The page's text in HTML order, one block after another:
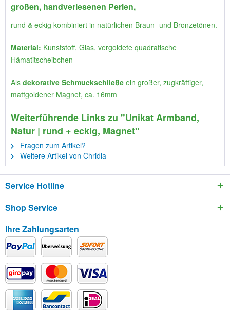
großen, handverlesenen Perlen,
rund & eckig kombiniert in natürlichen Braun- und Bronzetönen.
Material: Kunststoff, Glas, vergoldete quadratische
Hämatitscheibchen
Als dekorative Schmuckschließe ein großer, zugkräftiger,
mattgoldener Magnet, ca. 16mm
Weiterführende Links zu "Unikat Armband,
Natur | rund + eckig, Magnet"
Fragen zum Artikel?
Weitere Artikel von Chridia
Service Hotline
Shop Service
Ihre Zahlungsarten